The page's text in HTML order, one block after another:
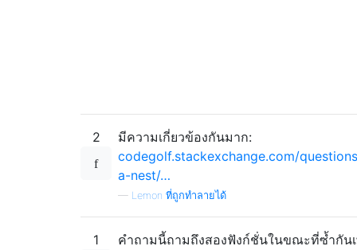
2
มีความเกี่ยวข้องกันมาก:
codegolf.stackexchange.com/
a-nest/…
— Lemon ที่ถูกทำลายได้
1
คำถามนี้ถามถึงสองฟังก์ชั่นในขณะที่ซ้ำกัน